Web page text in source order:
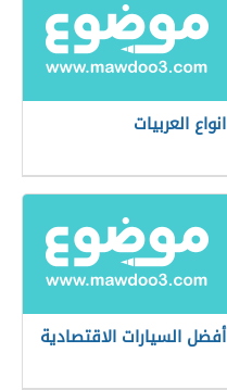
انواع العربيات
أفضل السيارات الاقتصادية